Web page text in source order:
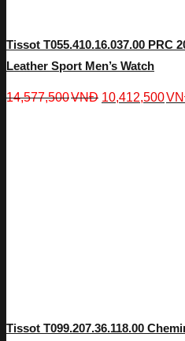
Tissot T055.410.16.037.00 PRC
Leather Sport Men’s Watch
14,577,500VNĐ 10,412,500
Tissot T099.207.36.118.00